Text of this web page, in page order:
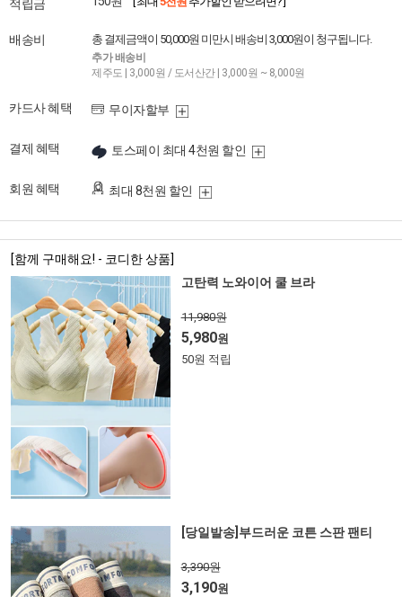
적립금
배송비 총 결제금액이 50,000원 미만시 배송비 3,000원이 청구됩니다.
추가 배송비
제주도 | 3,000원 / 도서산간 | 3,000원 ~ 8,000원
카드사 혜택 무이자할부
결제 혜택 토스페이 최대 4천원 할인
회원 혜택 최대 8천원 할인
[함께 구매해요! - 코디한 상품]
고탄력 노와이어 쿨 브라
11,980원
5,980원
50원 적립
[당일발송]부드러운 코튼 스판 팬티
3,390원
3,190원